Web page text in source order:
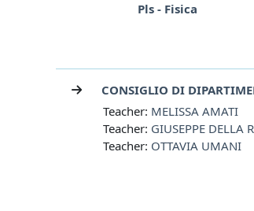
Pls - Fisica
CONSIGLIO DI
Teacher: MELISSA AMATI
Teacher: GIUSEPPE DELLA
Teacher: OTTAVIA UMANI